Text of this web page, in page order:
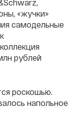
«жучки»
самодельные
рублей
роскошью.
напольное